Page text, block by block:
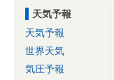
天気予報
天気予報
世界天気
気圧予報